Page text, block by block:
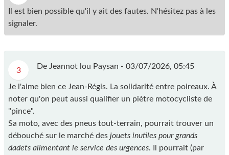
Il est bien possible qu'il y ait des fautes. N'hésitez pas à les
signaler.
3 De Jeannot lou Paysan - 03/07/2026, 05:45
Je l'aime bien ce Jean-Régis. La solidarité entre poireaux. À
noter qu'on peut aussi qualifier un piètre motocycliste de
"pince".
Sa moto, avec des pneus tout-terrain, pourrait trouver un
débouché sur le marché des jouets inutiles pour grands
dadets alimentant le service des urgences. Il pourrait (par